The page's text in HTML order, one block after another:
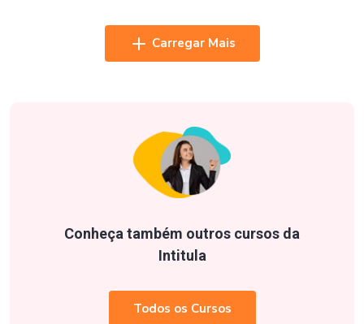
Carregar Mais
Conheça também outros cursos da
Intitula
Todos os Cursos